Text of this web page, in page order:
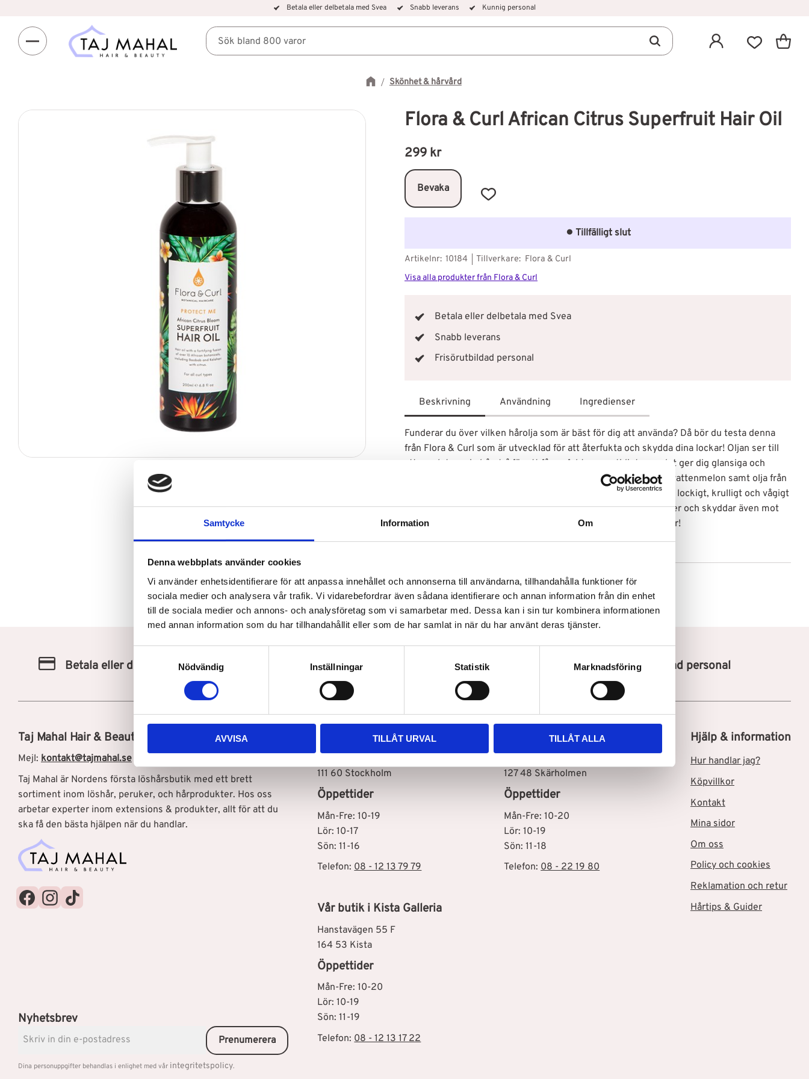
Samtycke Information Om
Denna webbplats använder cookies
Vi använder enhetsidentifierare för att anpassa innehållet och annonserna till användarna, tillhandahålla funktioner för
sociala medier och analysera vår trafik. Vi vidarebefordrar även sådana identifierare och annan information från din enhet
till de sociala medier och annons- och analysföretag som vi samarbetar med. Dessa kan i sin tur kombinera informationen
med annan information som du har tillhandahållit eller som de har samlat in när du har använt deras tjänster.
k
s
v
a
l
Nödvändig Inställningar Statistik Marknadsföring
AVVISA TILLÅT URVAL TILLÅT ALLA
Betala eller delbetala med Svea Snabb leverans Kunnig personal
Skönhet & hårvård
Flora & Curl African Citrus Superfruit Hair Oil
299 kr
Lägg till i favoriter
Bevaka
Tillfälligt slut
Artikelnr 10184 Tillverkare Flora & Curl
Visa alla produkter från Flora & Curl
Beskrivning Användning Ingredienser
Funderar du över vilken hårolja som är bäst för dig att använda? Då bör du testa denna
från Flora & Curl som är utvecklad för att återfukta och skydda dina lockar! Oljan ser till
att omsluta varje hårstrå för att fånga fukten samtidigt som det ger dig glansiga och
mjuka lockar. Oljan innehåller mandarin, papaya, avokado och vattenmelon samt olja från
jojoba, baobab och cramble. Dessa ingredienser är perfekta för lockigt, krulligt och vågigt
hår och ger dig ett frizzfritt resultat. Oljan är rik på antioxidanter och skyddar även mot
UV-strålning. Det är helt enkelt ett måste för att skydda ditt hår!
Volym:100ml
Betala eller delbetala med Svea
Snabb leverans
Frisörutbildad personal
Betala eller delbetala med Klarna Snabb leverans Utbildad personal
Taj Mahal Hair & Beauty AB
Mejl: kontakt@tajmahal.se
Taj Mahal är Nordens första löshårsbutik med ett brett
sortiment inom löshår, peruker, och hårprodukter. Hos oss
arbetar experter inom extensions & produkter, allt för att du
ska få den bästa hjälpen när du handlar.
Vår butik i Stockholm C
111 60 Stockholm
Öppettider
Mån-Fre: 10-19
Lör: 10-17
Sön: 11-16
Telefon:08 - 12 13 79 79
Vår butik i Kista Galleria
Hanstavägen 55 F
164 53 Kista
Öppettider
Mån-Fre: 10-20
Lör: 10-19
Sön: 11-19
Telefon: 08 - 12 13 17 22
Vår butik i Skärholmen C
127 48 Skärholmen
Öppettider
Mån-Fre: 10-20
Lör: 10-19
Sön: 11-18
Telefon:08 - 22 19 80
Hjälp & information
Nyhetsbrev
Prenumerera
Dina personuppgifter behandlas i enlighet med vår integritetspolicy.
Hur handlar jag?
Köpvillkor
Kontakt
Mina sidor
Om oss
Policy och cookies
Reklamation och retur
Hårtips & Guider